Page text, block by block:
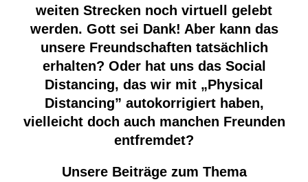
weiten Strecken noch virtuell gelebt
werden. Gott sei Dank! Aber kann das
unsere Freundschaften tatsächlich
erhalten? Oder hat uns das Social
Distancing, das wir mit „Physical
Distancing” autokorrigiert haben,
vielleicht doch auch manchen Freunden
entfremdet?
Unsere Beiträge zum Thema